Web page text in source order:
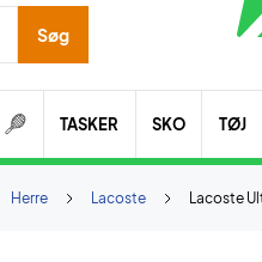
Søg
TASKER SKO TØJ
Lacoste
Lacoste
Herre